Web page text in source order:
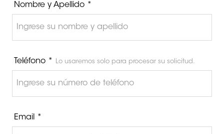
Nombre y Apellido *
Teléfono * Lo usaremos solo para procesar su solicitud.
Email *